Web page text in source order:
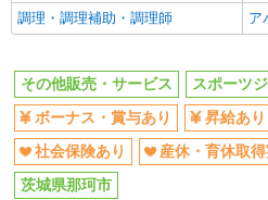
調理・調理補助・調理師
ア
その他販売・サービス
スポーツ
ボーナス・賞与あり
昇給あり
社会保険あり
産休・育休取
茨城県那珂市